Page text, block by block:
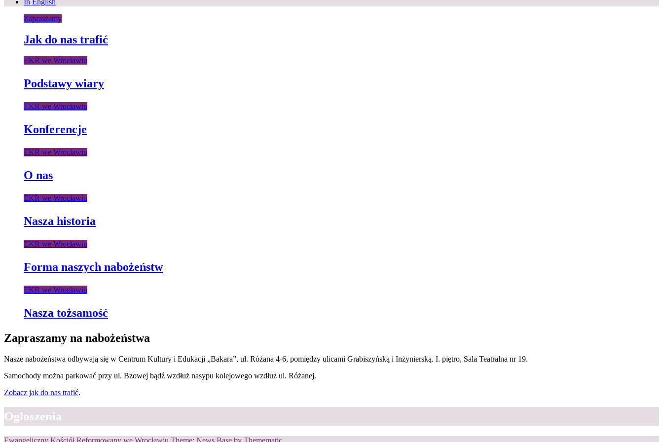
In English
Zapraszamy
Jak do nas trafić
EKR we Wrocławiu
Podstawy wiary
EKR we Wrocławiu
Konferencje
EKR we Wrocławiu
O nas
EKR we Wrocławiu
Nasza historia
EKR we Wrocławiu
Forma naszych nabożeństw
EKR we Wrocławiu
Nasza tożsamość
Zapraszamy na nabożeństwa
Nasze nabożeństwa odbywają się w Centrum Kultury i Edukacji „Bakara”, ul. Różana 4-6, pomiędzy ulicami Grabiszyńską i Inżynierską. I. piętro, Sala Teatralna nr 19.
Samochody można parkować przy ul. Bzowej bądź wzdłuż nasypu kolejowego wzdłuż ul. Różanej.
Zobacz jak do nas trafić.
Ogłoszenia